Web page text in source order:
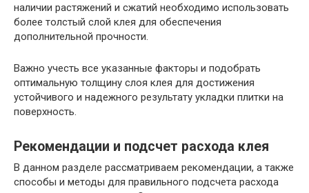
наличии растяжений и сжатий необходимо использовать
более толстый слой клея для обеспечения
дополнительной прочности.
Важно учесть все указанные факторы и подобрать
оптимальную толщину слоя клея для достижения
устойчивого и надежного результату укладки плитки на
поверхность.
Рекомендации и подсчет расхода клея
В данном разделе рассматриваем рекомендации, а также
способы и методы для правильного подсчета расхода